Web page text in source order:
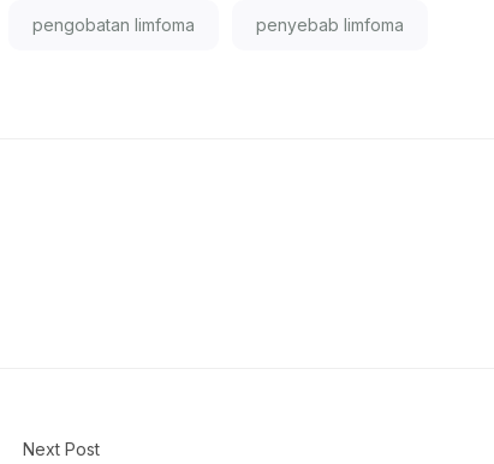
pengobatan limfoma penyebab limfoma
Next Post